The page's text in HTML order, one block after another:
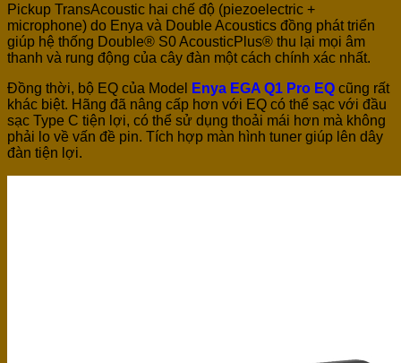
Pickup TransAcoustic hai chế độ (piezoelectric +
microphone) do Enya và Double Acoustics đồng phát triển
giúp hệ thống Double® S0 AcousticPlus® thu lại mọi âm
thanh và rung động của cây đàn một cách chính xác nhất.
Đồng thời, bộ EQ của Model
Enya EGA Q1 Pro EQ cũng rất
khác biệt. Hãng đã nâng cấp hơn với EQ có thể sạc với đầu
sạc Type C tiện lợi, có thể sử dụng thoải mái hơn mà không
phải lo về vấn đề pin. Tích hợp màn hình tuner giúp lên dây
đàn tiện lợi.